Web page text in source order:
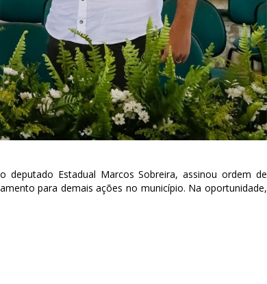
Estadual Marcos Sobreira, assinou ordem de
para demais ações no município. Na oportunidade,